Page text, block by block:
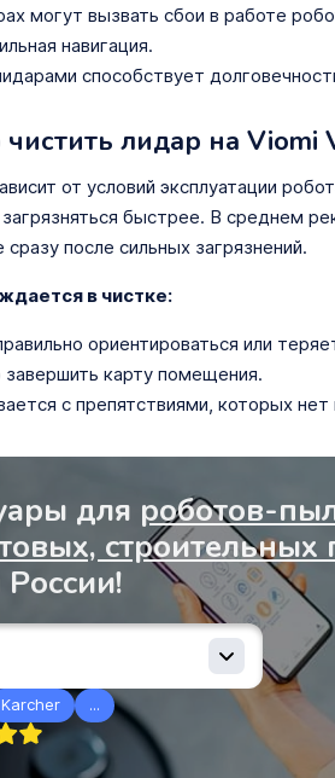
могут вызвать сбои в работе
навигация.
способствует
лидар на Viomi
от условий эксплуатации
быстрее. В среднем
после сильных загрязнений.
в чистке:
ориентироваться или
карту помещения.
с препятствиями, которых нет
для роботов-
строительных
Karcher ...